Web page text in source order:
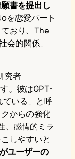
書を提出し
を恋愛パート
おり、The
会的関係」
究者
。彼はGPT-
ている」と呼
からの強化
、感情的ミラ
しやすいと
ユーザーの